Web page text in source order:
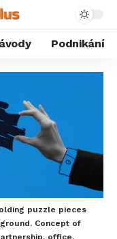
Podnikání
puzzle pieces
Concept of
office,